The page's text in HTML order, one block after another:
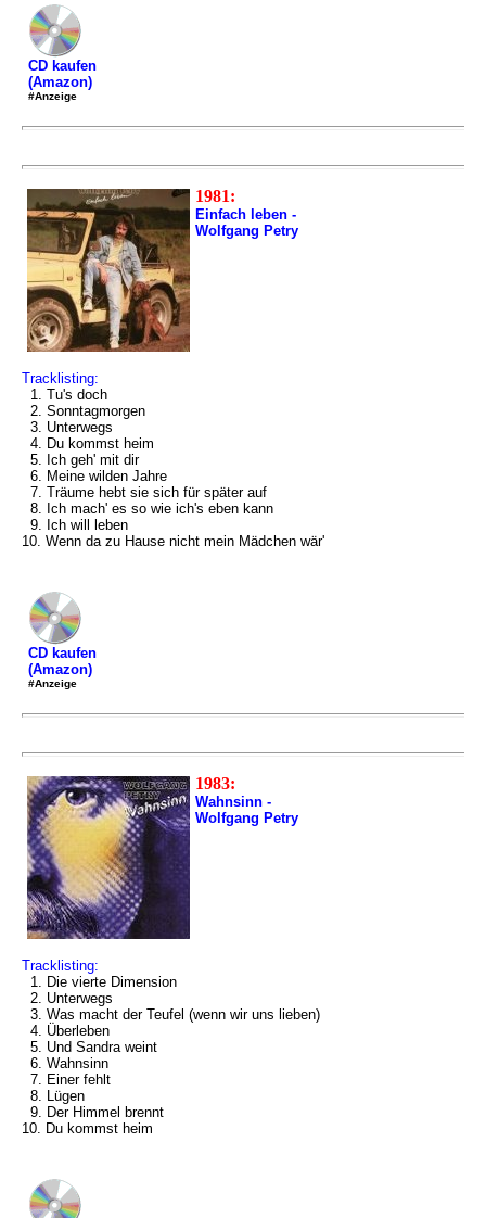
CD kaufen
(Amazon)
#Anzeige
1981:
Einfach leben -
Wolfgang Petry
Tracklisting:
1. Tu's doch
2. Sonntagmorgen
3. Unterwegs
4. Du kommst heim
5. Ich geh' mit dir
6. Meine wilden Jahre
7. Träume hebt sie sich für später auf
8. Ich mach' es so wie ich's eben kann
9. Ich will leben
10. Wenn da zu Hause nicht mein Mädchen wär'
CD kaufen
(Amazon)
#Anzeige
1983:
Wahnsinn -
Wolfgang Petry
Tracklisting:
1. Die vierte Dimension
2. Unterwegs
3. Was macht der Teufel (wenn wir uns lieben)
4. Überleben
5. Und Sandra weint
6. Wahnsinn
7. Einer fehlt
8. Lügen
9. Der Himmel brennt
10. Du kommst heim